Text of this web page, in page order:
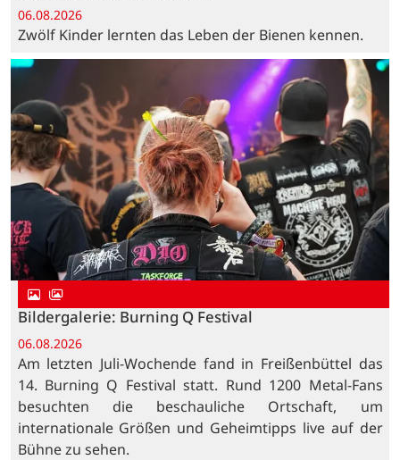
06.08.2026
Zwölf Kinder lernten das Leben der Bienen kennen.
Bildergalerie: Burning Q Festival
06.08.2026
Am letzten Juli-Wochende fand in Freißenbüttel das
14. Burning Q Festival statt. Rund 1200 Metal-Fans
besuchten die beschauliche Ortschaft, um
internationale Größen und Geheimtipps live auf der
Bühne zu sehen.